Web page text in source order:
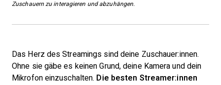
Zuschauern zu interagieren und abzuhängen.
Das Herz des Streamings sind deine Zuschauer:innen.
Ohne sie gäbe es keinen Grund, deine Kamera und dein
Mikrofon einzuschalten. Die besten Streamer:innen